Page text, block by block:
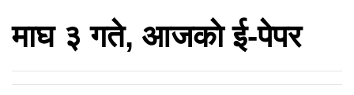
माघ ३ गते, आजकाे ई-पेपर